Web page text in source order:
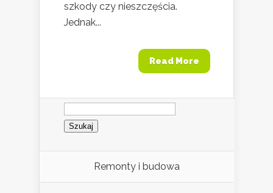
szkody czy nieszczęścia.
Jednak...
Read More
Szukaj:
Remonty i budowa